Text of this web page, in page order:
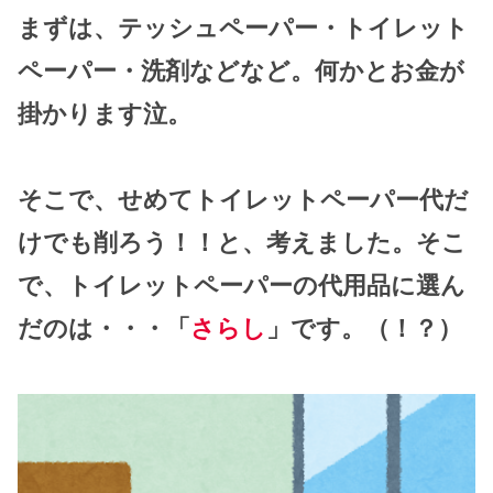
まずは、テッシュペーパー・トイレット
ペーパー・洗剤などなど。何かとお金が
掛かります泣。
そこで、せめてトイレットペーパー代だ
けでも削ろう！！と、考えました。そこ
で、トイレットペーパーの代用品に選ん
だのは・・・「 さらし 」です。（！？）